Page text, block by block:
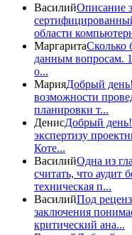
ВасилийОписание
области
МаргаритаСколько
данным вопросам.
о...
МарияДобрый
возможности
планировки т...
ДенисДобрый день!
экспертизу
Коте...
ВасилийОдна из
считать, что аудит
техническая п...
ВасилийПод
заключения
критический ана...